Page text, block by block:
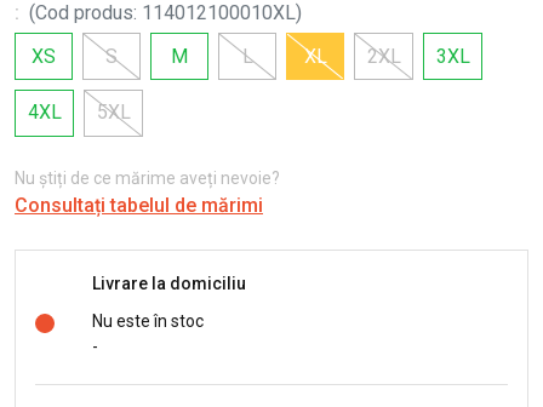
: (Cod produs: 114012100010XL)
XS
S M L XL 2XL 3XL
4XL 5XL
Nu știți de ce mărime aveți nevoie?
Consultați tabelul de mărimi
Livrare la domiciliu
Nu este în stoc
-